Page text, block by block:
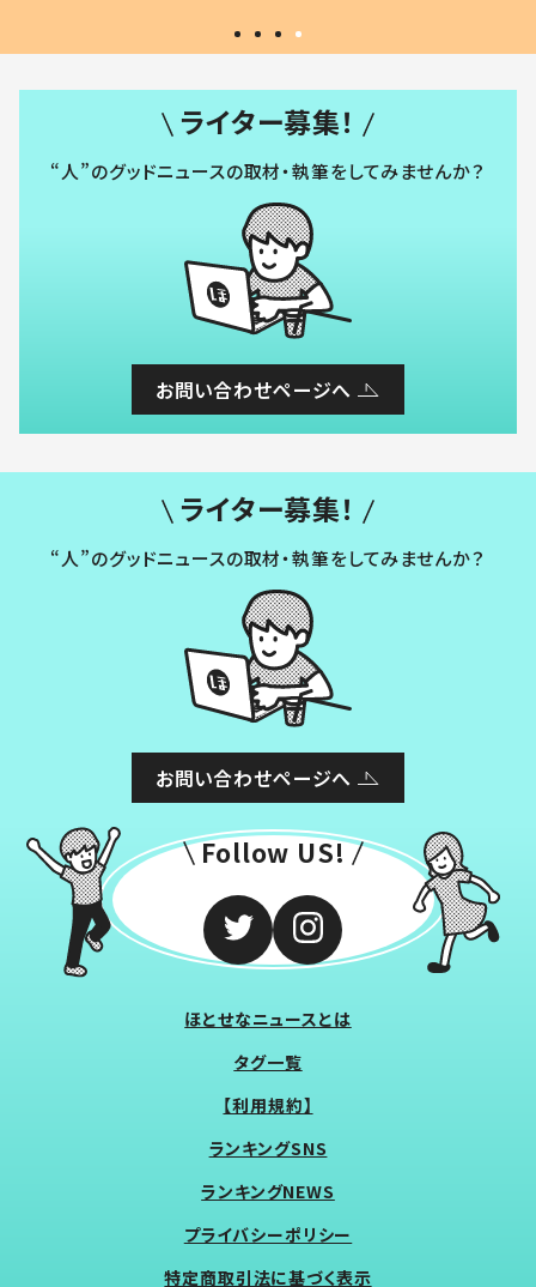
ライター募集！
“人”のグッドニュースの取材・執筆をしてみませんか？
お問い合わせページへ
ライター募集！
“人”のグッドニュースの取材・執筆をしてみませんか？
お問い合わせページへ
Follow US!
ほとせなニュースとは
タグ一覧
【利用規約】
ランキングSNS
ランキングNEWS
プライバシーポリシー
特定商取引法に基づく表示